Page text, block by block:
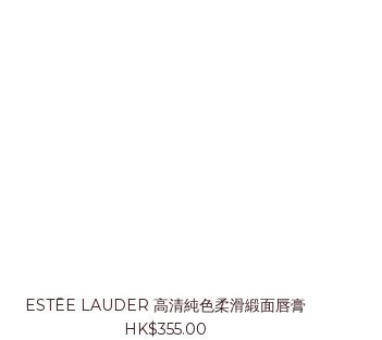
ESTĒE LAUDER 高清純色柔滑緞面唇膏
HK$355.00